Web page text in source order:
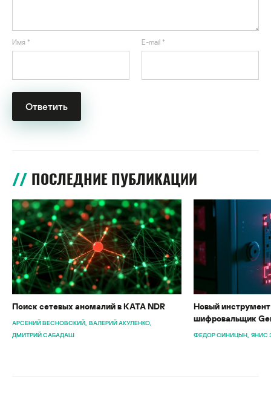
Имя * E-mail *
ПОСЛЕДНИЕ ПУБЛИКАЦИИ
Поиск сетевых аномалий в KATA NDR
АРСЕНИЙ ВЕСНОВСКИЙ ВАЛЕРИЙ АКУЛЕНКО
ДМИТРИЙ САБАДАШ
Новый
шифровальщик
ФЕДОР СИНИЦЫН ЯНИС